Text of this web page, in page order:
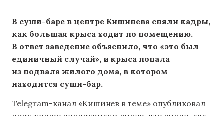
В суши-баре в центре Кишинева сняли кадры,
как большая крыса ходит по помещению.
В ответ заведение объяснило, что «это был
единичный случай», и крыса попала
из подвала жилого дома, в котором
находится суши-бар.
Telegram-канал «Кишинев в теме» опубликовал